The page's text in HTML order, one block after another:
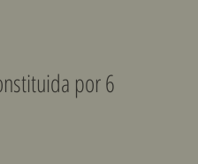
por 6